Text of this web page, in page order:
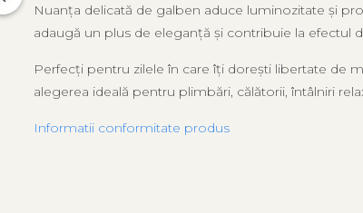
Nuanța delicată de galben aduce luminozitate și
adaugă un plus de eleganță și contribuie la efectul
Perfecți pentru zilele în care îți dorești libertate de
alegerea ideală pentru plimbări, călătorii, întâlniri
Informatii conformitate produs